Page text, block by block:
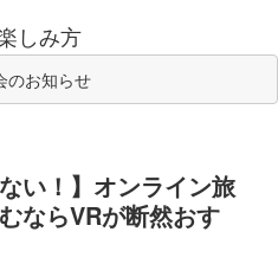
しみ方
のお知らせ
い！】オンライン旅
ならVRが断然おす